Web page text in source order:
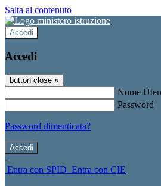
Salta al contenuto
Accedi
Accedi
button close ×
Nome
Password
Password dimenticata?
-
Entra con SPID Entra con CIE